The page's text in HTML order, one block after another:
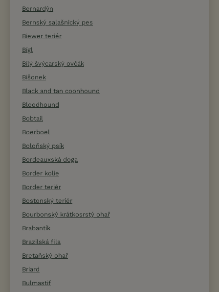
Bernardýn
Bernský salašnický pes
Biewer teriér
Bígl
Bílý švýcarský ovčák
Bišonek
Black and tan coonhound
Bloodhound
Bobtail
Boerboel
Boloňský psík
Bordeauxská doga
Border kolie
Border teriér
Bostonský teriér
Bourbonský krátkosrstý ohař
Brabantík
Brazilská fila
Bretaňský ohař
Briard
Bulmastif